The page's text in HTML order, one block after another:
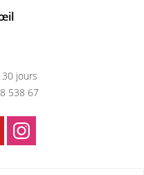
jours
538 67